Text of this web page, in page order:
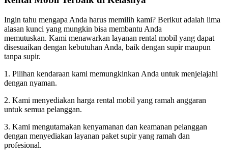
Ingin tahu mengapa Anda harus memilih kami? Berikut adalah lima
alasan kunci yang mungkin bisa membantu Anda
memutuskan. Kami menawarkan layanan rental mobil yang dapat
disesuaikan dengan kebutuhan Anda, baik dengan supir maupun
tanpa supir.
1. Pilihan kendaraan kami memungkinkan Anda untuk menjelajahi
dengan nyaman.
2. Kami menyediakan harga rental mobil yang ramah anggaran
untuk semua pelanggan.
3. Kami mengutamakan kenyamanan dan keamanan pelanggan
dengan menyediakan layanan paket supir yang ramah dan
profesional.